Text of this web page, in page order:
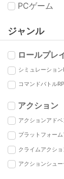
PCゲーム
ジャンル
ロールプレ
シミュレーション
コマンドバトル
アクション
アクションアド
プラットフォー
クライムアクショ
アクションシュ